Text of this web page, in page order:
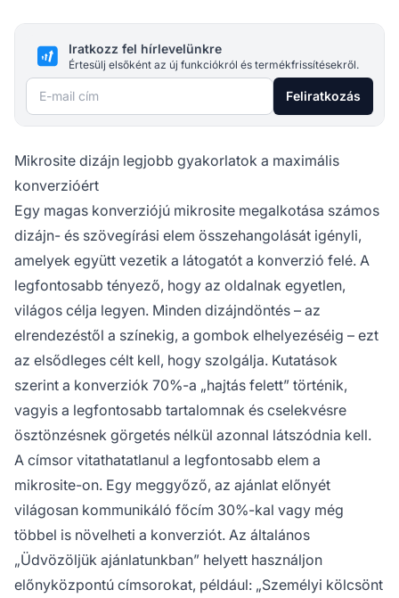
Iratkozz fel hírlevelünkre
Értesülj elsőként az új funkciókról és termékfrissítésekről.
E-mail cím Feliratkozás
Mikrosite dizájn legjobb gyakorlatok a maximális
konverzióért
Egy magas konverziójú mikrosite megalkotása számos
dizájn- és szövegírási elem összehangolását igényli,
amelyek együtt vezetik a látogatót a konverzió felé. A
legfontosabb tényező, hogy az oldalnak egyetlen,
világos célja legyen. Minden dizájndöntés – az
elrendezéstől a színekig, a gombok elhelyezéséig – ezt
az elsődleges célt kell, hogy szolgálja. Kutatások
szerint a konverziók 70%-a „hajtás felett” történik,
vagyis a legfontosabb tartalomnak és cselekvésre
ösztönzésnek görgetés nélkül azonnal látszódnia kell.
A címsor vitathatatlanul a legfontosabb elem a
mikrosite-on. Egy meggyőző, az ajánlat előnyét
világosan kommunikáló főcím 30%-kal vagy még
többel is növelheti a konverziót. Az általános
„Üdvözöljük ajánlatunkban” helyett használjon
előnyközpontú címsorokat, például: „Személyi kölcsönt